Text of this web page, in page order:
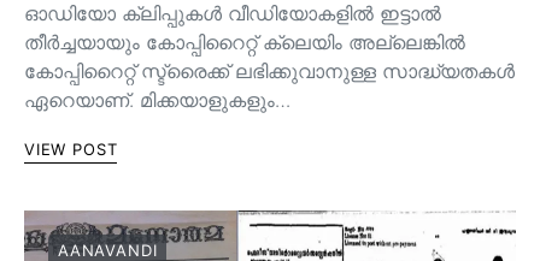
ഓഡിയോ ക്ലിപ്പുകൾ വീഡിയോകളിൽ ഇട്ടാൽ
തീർച്ചയായും കോപ്പിറൈറ്റ് ക്ലെയിം അല്ലെങ്കിൽ
കോപ്പിറൈറ്റ് സ്ട്രൈക്ക് ലഭിക്കുവാനുള്ള സാദ്ധ്യതകൾ
ഏറെയാണ്. മിക്കയാളുകളും…
VIEW POST
AANAVANDI